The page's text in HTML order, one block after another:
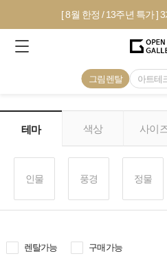
[ 8월 한정 / 13주년 특가 ]
그림렌탈 아트테
테마 색상 사이
인물 풍경 정물
렌탈가능 구매가능